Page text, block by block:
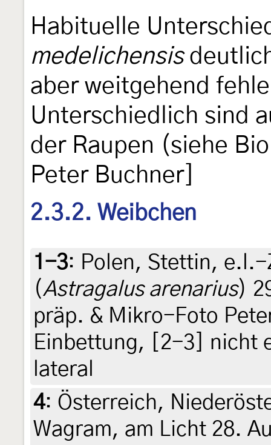
Habituelle
medelichensis
aber weitgehend
Unterschiedlich sind
der Raupen (siehe
Peter Buchner]
2.3.2. Weibchen
1-3: Polen, Stettin,
(Astragalus arenarius)
präp. & Mikro-Foto
Einbettung, [2-3] nicht
lateral
4: Österreich,
Wagram, am Licht 28.